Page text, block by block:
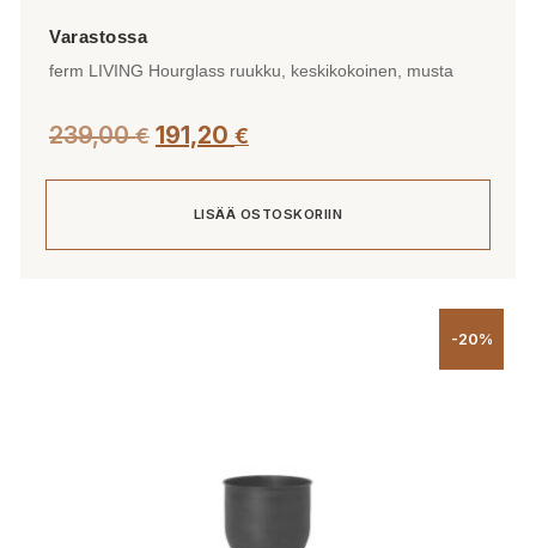
ferm LIVING Hourglass ruukku, keskikokoinen, musta
239,00€ 191,20 €
LISÄÄ OSTOSKORIIN
-20%